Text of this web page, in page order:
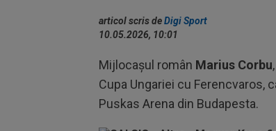
articol scris deDigi Sport
10.05.2026, 10:01
Mijlocaşul român Marius Corbu,
Cupa Ungariei cu Ferencvaros,
Puskas Arena din Budapesta.